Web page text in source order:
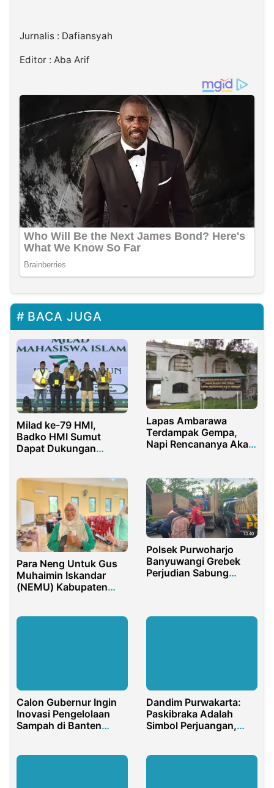
Jurnalis : Dafiansyah
Editor : Aba Arif
BACA JUGA
Milad ke-79 HMI,
Badko HMI Sumut
Dapat Dukungan
Lapas Ambarawa
Terdampak Gempa,
Napi Rencananya Akan
Para Neng Untuk Gus
Muhaimin Iskandar
(NEMU) Kabupaten
Polsek Purwoharjo
Banyuwangi Grebek
Perjudian Sabung
Calon Gubernur Ingin
Inovasi Pengelolaan
Sampah di Banten
Dandim Purwakarta:
Paskibraka Adalah
Simbol Perjuangan,